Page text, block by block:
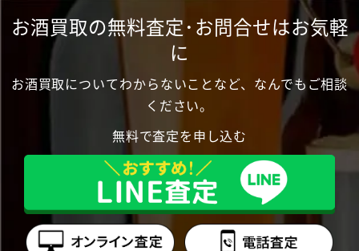
お酒買取の無料査定･お問合せはお気軽
に
お酒買取についてわからないことなど、なんでもご相談
ください。
無料で査定を申し込む